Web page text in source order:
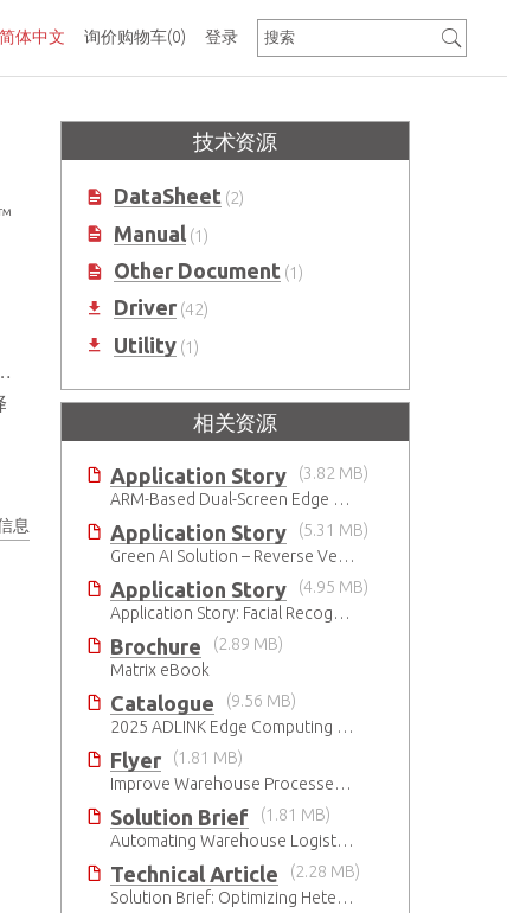
询价购物车(0)
简体中文 登录
息
技术资源
DataSheet (2)
Manual (1)
Other Document (1)
Driver (42)
Utility (1)
相关资源
Application Story
(3.82 MB)
ARM-Based Dual-Screen Edge AI Platform-MXA-312M
Application Story
(5.31 MB)
Green AI Solution – Reverse Vending Machine (RVM)
Application Story
(4.95 MB)
Application Story: Facial Recognition Gates Increase Security and Efficiency
Brochure
(2.89 MB)
Matrix eBook
Catalogue
(9.56 MB)
2025 ADLINK Edge Computing Platforms Catalog
Flyer
(1.81 MB)
Improve Warehouse Processes with AI
Solution Brief
(1.81 MB)
Automating Warehouse Logistics with AI
Technical Article
(2.28 MB)
Solution Brief: Optimizing Heterogeneous Computing